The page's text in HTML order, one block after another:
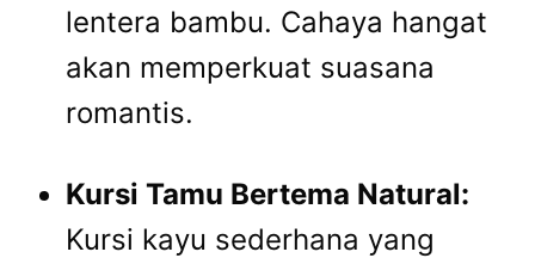
lentera bambu. Cahaya hangat
akan memperkuat suasana
romantis.
Kursi Tamu Bertema Natural:
Kursi kayu sederhana yang